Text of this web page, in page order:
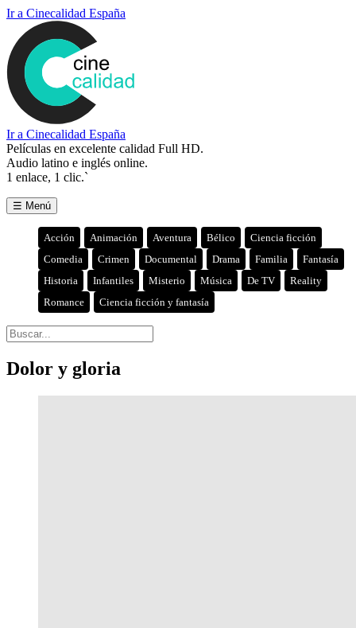
Ir a Cinecalidad España
Ir a Cinecalidad España
Películas en excelente calidad Full HD.
Audio latino e inglés online.
1 enlace, 1 clic.`
☰ Menú
Acción Animación Aventura Bélico
Ciencia ficción
Comedia
Crimen Documental Drama Familia
Fantasía
Historia
Infantiles Misterio Música De TV
Reality
Romance
Ciencia ficción y fantasía
Dolor y gloria